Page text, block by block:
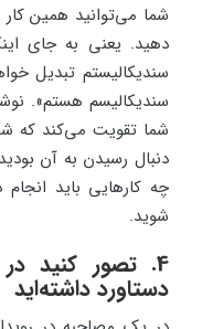
شما می‌توانید همین
دهید. یعنی به جای
سندیکالیستم تبدیل
سندیکالیسم هستم».
شما تقویت می‌کند که
دنبال رسیدن به آن
چه کارهایی باید
شوید.
4. تصور کنید
دستاورد داشته‌اید